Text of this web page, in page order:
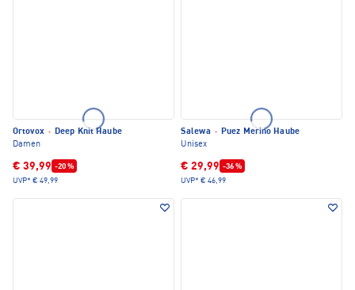
Ortovox · Deep Knit Haube
Damen
€ 39,99 -20 %
UVP* € 49,99
Salewa · Puez Merino Haube
Unisex
€ 29,99 -36 %
UVP* € 46,99